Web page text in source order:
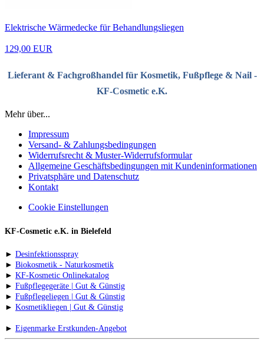
Elektrische Wärmedecke für Behandlungsliegen
129,00 EUR
Lieferant & Fachgroßhandel für Kosmetik, Fußpflege & Nail -
KF-Cosmetic e.K.
Mehr über...
Impressum
Versand- & Zahlungsbedingungen
Widerrufsrecht & Muster-Widerrufsformular
Allgemeine Geschäftsbedingungen mit Kundeninformationen
Privatsphäre und Datenschutz
Kontakt
Cookie Einstellungen
KF-Cosmetic e.K. in Bielefeld
► Desinfektionsspray
► Biokosmetik - Naturkosmetik
► KF-Kosmetic Onlinekatalog
► Fußpflegegeräte | Gut & Günstig
► Fußpflegeliegen | Gut & Günstig
► Kosmetikliegen | Gut & Günstig
► Eigenmarke Erstkunden-Angebot